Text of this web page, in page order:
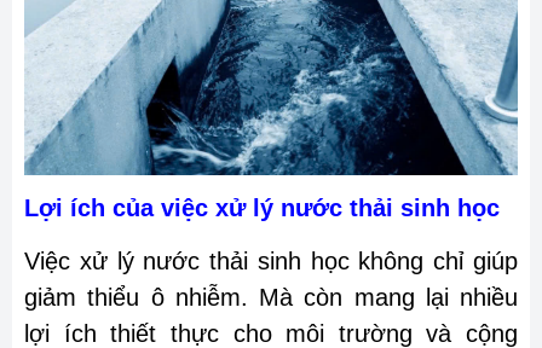
Lợi ích của việc xử lý nước thải sinh học
Việc xử lý nước thải sinh học không chỉ giúp
giảm thiểu ô nhiễm. Mà còn mang lại nhiều
lợi ích thiết thực cho môi trường và cộng